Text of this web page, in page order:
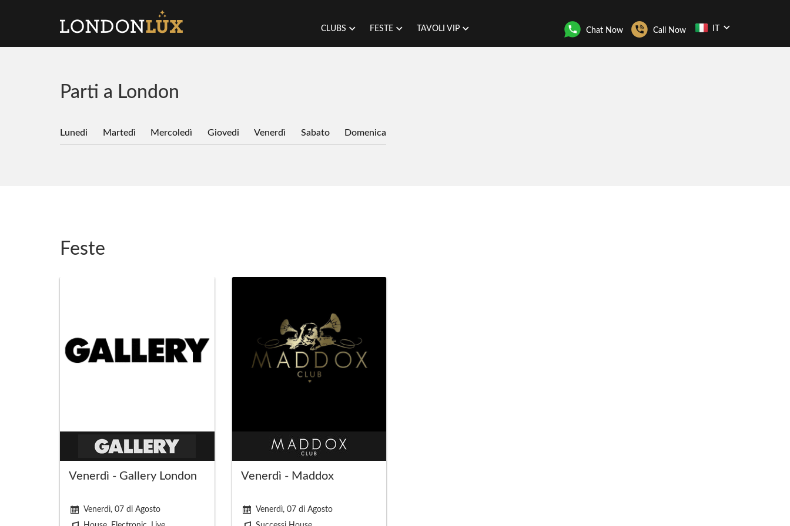
CLUBS FESTE TAVOLI VIP Chat Now Call Now
Parti a London
Lunedi Martedì Mercoledì Giovedi Venerdì Sabato Domenica
Feste
Venerdì - Gallery London
Venerdì, 07 di Agosto
Venerdì - Maddox
Venerdì, 07 di Agosto